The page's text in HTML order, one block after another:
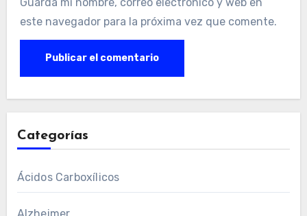
este navegador para la próxima vez que comente.
Categorías
Ácidos Carboxílicos